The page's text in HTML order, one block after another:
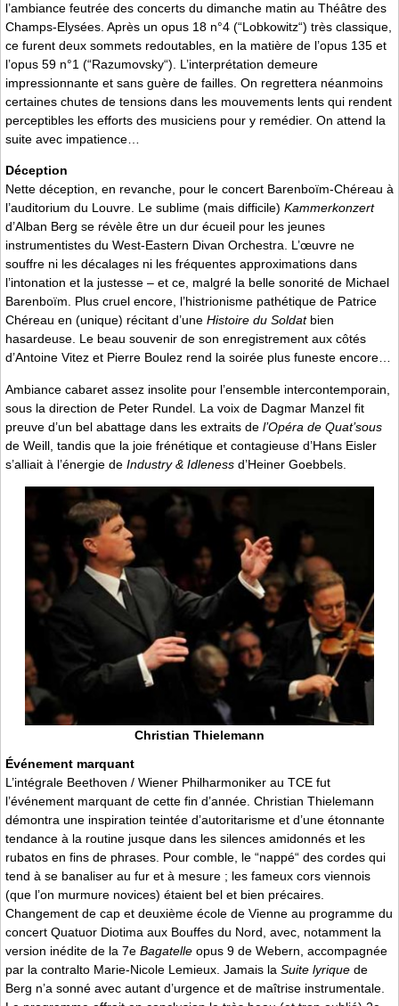
l’ambiance feutrée des concerts du dimanche matin au Théâtre des
Champs-Elysées. Après un opus 18 n°4 (“Lobkowitz“) très classique,
ce furent deux sommets redoutables, en la matière de l’opus 135 et
l’opus 59 n°1 (“Razumovsky“). L’interprétation demeure
impressionnante et sans guère de failles. On regrettera néanmoins
certaines chutes de tensions dans les mouvements lents qui rendent
perceptibles les efforts des musiciens pour y remédier. On attend la
suite avec impatience…
Déception
Nette déception, en revanche, pour le concert Barenboïm-Chéreau à
l’auditorium du Louvre. Le sublime (mais difficile) Kammerkonzert
d’Alban Berg se révèle être un dur écueil pour les jeunes
instrumentistes du West-Eastern Divan Orchestra. L’œuvre ne
souffre ni les décalages ni les fréquentes approximations dans
l’intonation et la justesse – et ce, malgré la belle sonorité de Michael
Barenboïm. Plus cruel encore, l’histrionisme pathétique de Patrice
Chéreau en (unique) récitant d’une Histoire du Soldatbien
hasardeuse. Le beau souvenir de son enregistrement aux côtés
d’Antoine Vitez et Pierre Boulez rend la soirée plus funeste encore…
Ambiance cabaret assez insolite pour l’ensemble intercontemporain,
sous la direction de Peter Rundel. La voix de Dagmar Manzel fit
preuve d’un bel abattage dans les extraits de l’Opéra de Quat’sous
de Weill, tandis que la joie frénétique et contagieuse d’Hans Eisler
s’alliait à l’énergie de Industry & Idleness d’Heiner Goebbels.
Christian Thielemann
Événement marquant
L’intégrale Beethoven / Wiener Philharmoniker au TCE fut
l’événement marquant de cette fin d’année. Christian Thielemann
démontra une inspiration teintée d’autoritarisme et d’une étonnante
tendance à la routine jusque dans les silences amidonnés et les
rubatos en fins de phrases. Pour comble, le “nappé“ des cordes qui
tend à se banaliser au fur et à mesure ; les fameux cors viennois
(que l’on murmure novices) étaient bel et bien précaires.
Changement de cap et deuxième école de Vienne au programme du
concert Quatuor Diotima aux Bouffes du Nord, avec, notamment la
version inédite de la 7e Bagatelle opus 9 de Webern, accompagnée
par la contralto Marie-Nicole Lemieux. Jamais la Suite lyrique de
Berg n’a sonné avec autant d’urgence et de maîtrise instrumentale.